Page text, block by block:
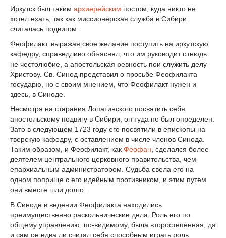
Иркутск был таким архиерейским постом, куда никто не
хотел ехать, так как миссионерская служба в Сибири
считалась подвигом.
Феофилакт, выражая свое желание поступить на иркутскую
кафедру, справедливо объяснял, что им руководит отнюдь
не честолюбие, а апостольская ревность пои служить делу
Христову. Св. Синод представил о просьбе Феофилакта
государю, но с своим мнением, что Феофилакт нужен и
здесь, в Синоде.
Несмотря на старания Лопатинского посвятить себя
апостольскому подвигу в Сибири, он туда не был определен.
Зато в следующем 1723 году его посвятили в епископы на
тверскую кафедру, с оставлением в числе членов Синода.
Таким образом, и Феофилакт, как Феофан, сделался более
деятелем центрального церковного правительства, чем
епархиальным администратором. Судьба свела его на
одном поприще с его идейным противником, и этим путем
они вместе шли долго.
В Синоде в ведении Феофилакта находились
преимущественно раскольнические дела. Роль его по
общему управлению, по-видимому, была второстепенная, да
и сам он едва ли считал себя способным играть роль